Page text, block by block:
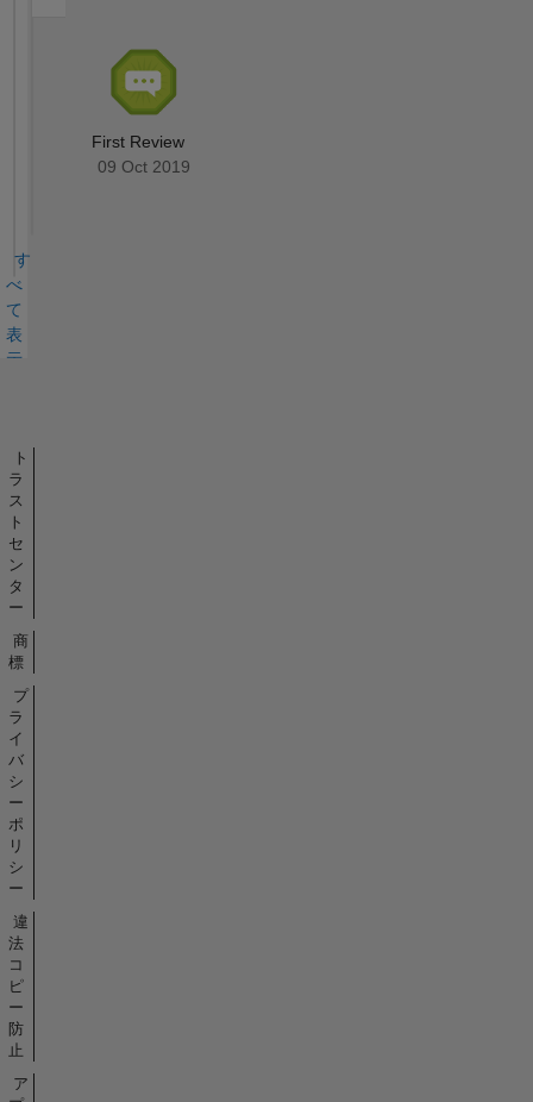
First Review
09 Oct 2019
す
べ
て
表
示
ト
ラ
ス
ト
セ
ン
タ
ー
商
標
プ
ラ
イ
バ
シ
ー
ポ
リ
シ
ー
違
法
コ
ピ
ー
防
止
ア